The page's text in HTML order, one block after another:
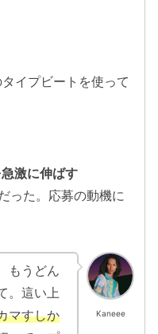
イプビートを使って
激に伸ばす
った。応募の動機に
Kaneee
、もうどん
。這い上
マすしか